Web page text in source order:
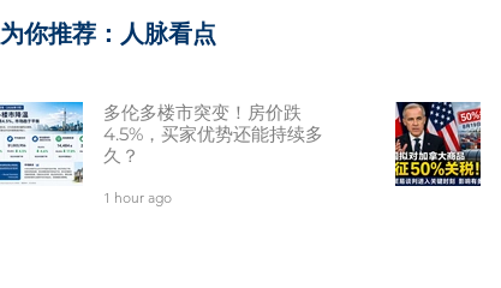
​为你推荐：人脉看点
多伦多楼市突变！房价跌
4.5%，买家优势还能持续多
久？
1 hour ago